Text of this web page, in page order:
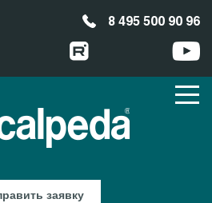
8 495 500 90 96
заявку